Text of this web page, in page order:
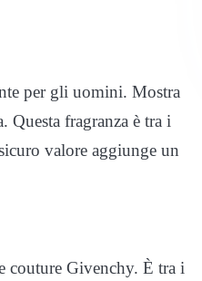
per gli uomini. Mostra
Questa fragranza è tra i
valore aggiunge un
couture Givenchy. È tra i